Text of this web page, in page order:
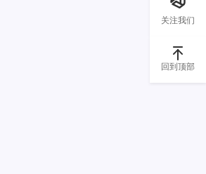
关注我们
回到顶部